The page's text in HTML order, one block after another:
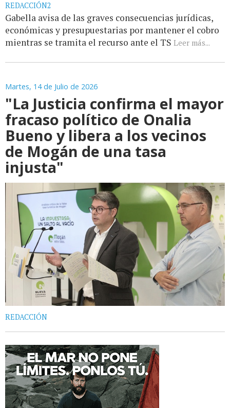
REDACCIÓN2
Gabella avisa de las graves consecuencias jurídicas,
económicas y presupuestarias por mantener el cobro
mientras se tramita el recurso ante el TS Leer más...
Martes, 14 de Julio de 2026
"La Justicia confirma el mayor
fracaso político de Onalia
Bueno y libera a los vecinos
de Mogán de una tasa
injusta"
REDACCIÓN